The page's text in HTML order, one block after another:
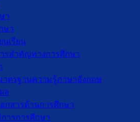
า
ษา
นเรียน
รสำคัญทางการศึกษา
าตรฐานความรู้ภาษาอังกฤษ
ล
กสารด้านการศึกษา
ารการศึกษา